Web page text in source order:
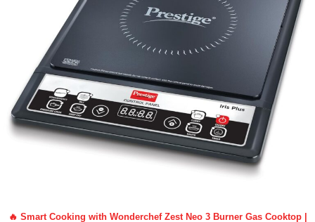
🔥 Smart Cooking with Wonderchef Zest Neo 3 Burner Gas Cooktop |